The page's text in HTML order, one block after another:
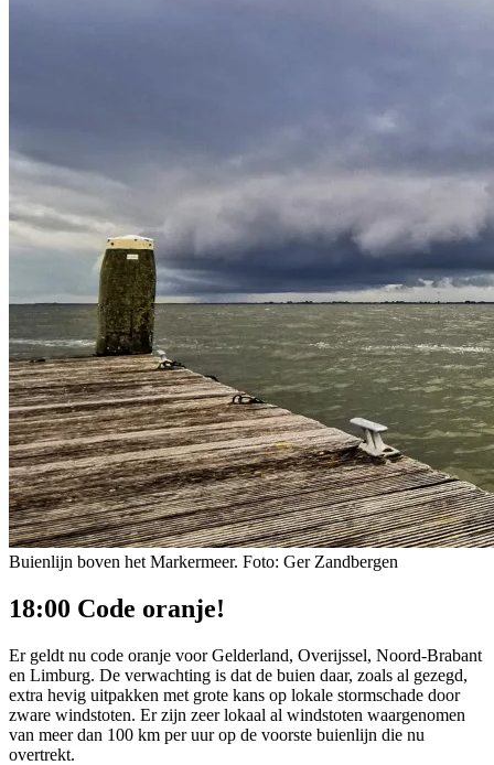
Buienlijn boven het Markermeer. Foto: Ger Zandbergen
18:00 Code oranje!
Er geldt nu code oranje voor Gelderland, Overijssel, Noord-Brabant
en Limburg. De verwachting is dat de buien daar, zoals al gezegd,
extra hevig uitpakken met grote kans op lokale stormschade door
zware windstoten. Er zijn zeer lokaal al windstoten waargenomen
van meer dan 100 km per uur op de voorste buienlijn die nu
overtrekt.